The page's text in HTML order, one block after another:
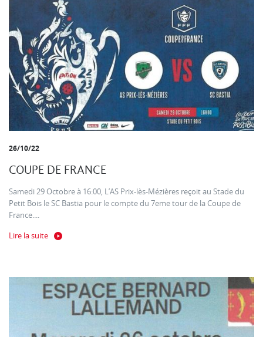
26/10/22
COUPE DE FRANCE
Samedi 29 Octobre à 16:00, L’AS Prix-lès-Mézières reçoit au Stade du
Petit Bois le SC Bastia pour le compte du 7eme tour de la Coupe de
France....
Lire la suite